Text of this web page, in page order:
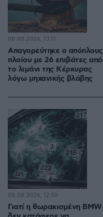
Απαγορεύτηκε ο απόπλους
πλοίου με 26 επιβάτες από
το λιμάνι της Κέρκυρας
λόγω μηχανικής βλάβης
08.08.2026, 13:11
Γιατί η θωρακισμένη BMW
08.08.2026, 12:50